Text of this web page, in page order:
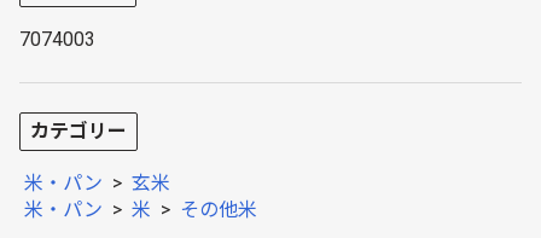
7074003
カテゴリー
米・パン > 玄米
米・パン > 米 > その他米